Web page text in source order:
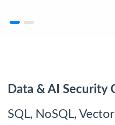
Data & AI Security
SQL, NoSQL,